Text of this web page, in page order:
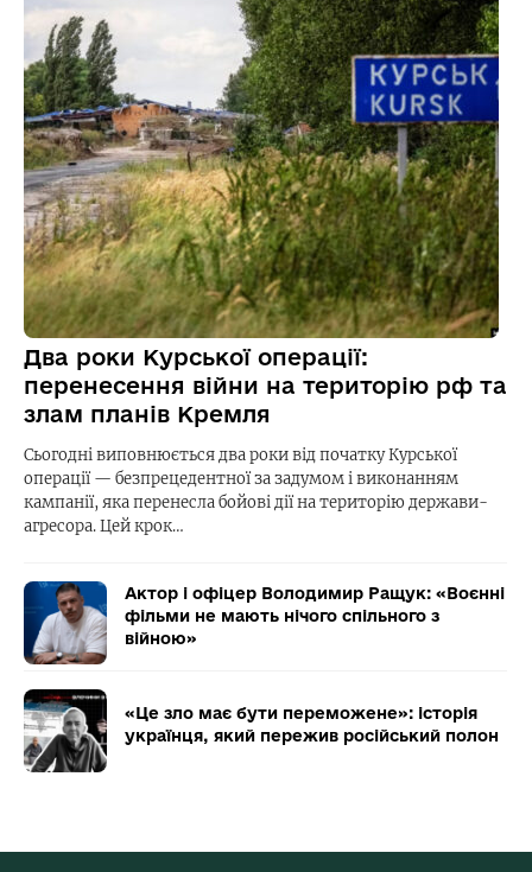
Два роки Курської операції:
перенесення війни на територію рф та
злам планів Кремля
Сьогодні виповнюється два роки від початку Курської
операції — безпрецедентної за задумом і виконанням
кампанії, яка перенесла бойові дії на територію держави-
агресора. Цей крок…
Актор і офіцер Володимир Ращук: «Воєнні
фільми не мають нічого спільного з
війною»
«Це зло має бути переможене»: історія
українця, який пережив російський полон